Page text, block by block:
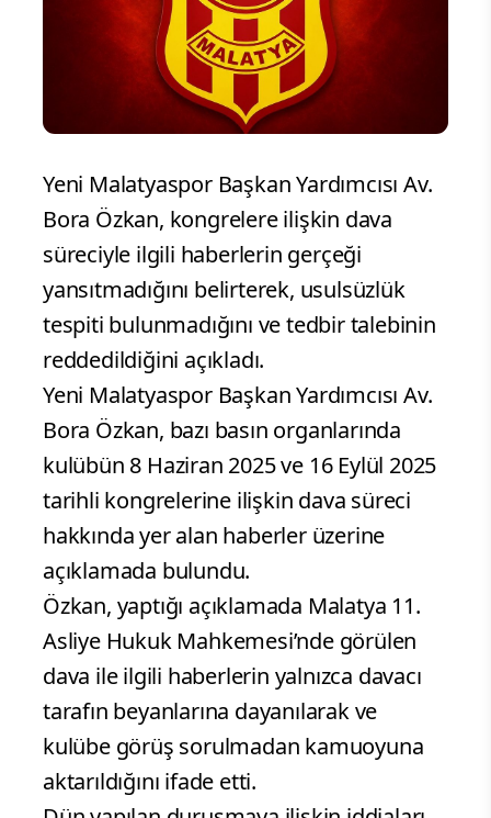
Yeni Malatyaspor Başkan Yardımcısı Av.
Bora Özkan, kongrelere ilişkin dava
süreciyle ilgili haberlerin gerçeği
yansıtmadığını belirterek, usulsüzlük
tespiti bulunmadığını ve tedbir talebinin
reddedildiğini açıkladı.
Yeni Malatyaspor Başkan Yardımcısı Av.
Bora Özkan, bazı basın organlarında
kulübün 8 Haziran 2025 ve 16 Eylül 2025
tarihli kongrelerine ilişkin dava süreci
hakkında yer alan haberler üzerine
açıklamada bulundu.
Özkan, yaptığı açıklamada Malatya 11.
Asliye Hukuk Mahkemesi’nde görülen
dava ile ilgili haberlerin yalnızca davacı
tarafın beyanlarına dayanılarak ve
kulübe görüş sorulmadan kamuoyuna
aktarıldığını ifade etti.